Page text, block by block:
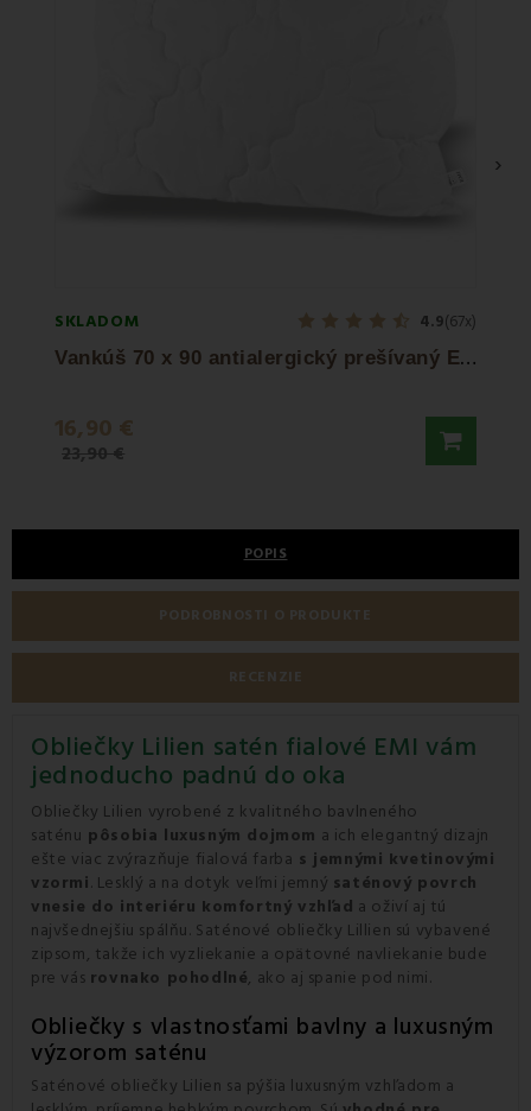
SKLADOM 4.9(67x)
V
ankúš 70 x 90 antialergický prešívaný EMI...
16,90 €
23,90 €
›
POPIS
PODROBNOSTI O PRODUKTE
RECENZIE
Obliečky Lilien satén fialové EMI vám
jednoducho padnú do oka
Obliečky Lilien vyrobené z kvalitného bavlneného
saténu pôsobia luxusným dojmom a ich elegantný dizajn
ešte viac zvýrazňuje fialová farba s jemnými kvetinovými
vzormi. Lesklý a na dotyk veľmi jemný saténový povrch
vnesie do interiéru komfortný vzhľad a oživí aj tú
najvšednejšiu spálňu. Saténové obliečky Lillien sú vybavené
zipsom, takže ich vyzliekanie a opätovné navliekanie bude
pre vás rovnako pohodlné, ako aj spanie pod nimi.
Obliečky s vlastnosťami bavlny a luxusným
výzorom saténu
Saténové obliečky Lilien sa pýšia luxusným vzhľadom a